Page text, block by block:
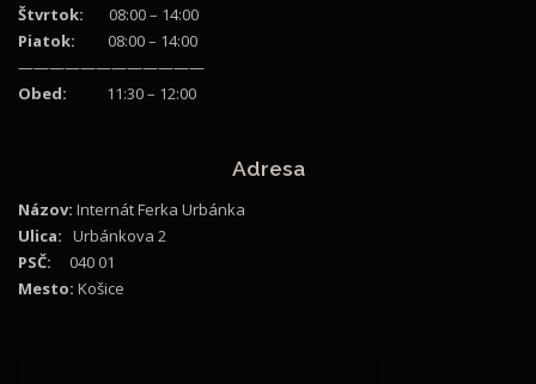
Štvrtok: 08:00 – 14:00
Piatok: 08:00 – 14:00
————————————
Obed: 11:30 – 12:00
Adresa
Názov: Internát Ferka Urbánka
Ulica: Urbánkova 2
PSČ: 040 01
Mesto: Košice